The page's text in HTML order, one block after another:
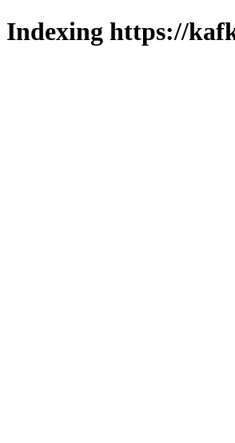
Indexing https://